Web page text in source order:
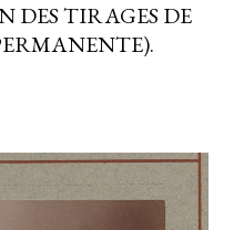
DES TIRAGES DE